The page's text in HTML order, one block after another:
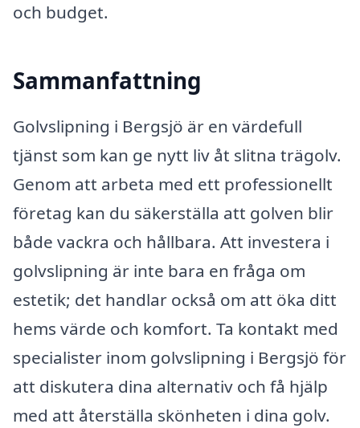
och budget.
Sammanfattning
Golvslipning i Bergsjö är en värdefull
tjänst som kan ge nytt liv åt slitna trägolv.
Genom att arbeta med ett professionellt
företag kan du säkerställa att golven blir
både vackra och hållbara. Att investera i
golvslipning är inte bara en fråga om
estetik; det handlar också om att öka ditt
hems värde och komfort. Ta kontakt med
specialister inom golvslipning i Bergsjö för
att diskutera dina alternativ och få hjälp
med att återställa skönheten i dina golv.